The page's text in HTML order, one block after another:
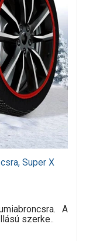
Super X
A
szerke..